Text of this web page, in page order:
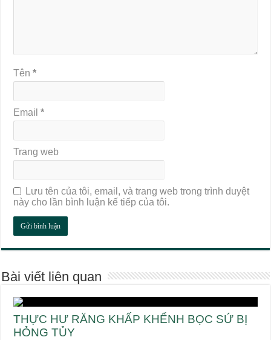
Tên*
Email*
Trang web
Lưu tên của tôi, email, và trang web trong trình duyệt
này cho lần bình luận kế tiếp của tôi.
Bài viết liên quan
THỰC HƯ RĂNG KHẤP KHỂNH BỌC SỨ BỊ
HỎNG TỦY